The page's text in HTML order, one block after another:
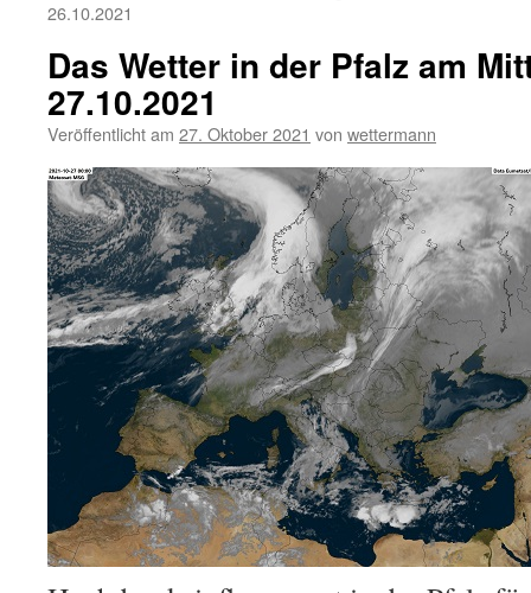
26.10.2021
Das Wetter in der Pfalz am
27.10.2021
Veröffentlicht am 27. Oktober 2021 von wettermann